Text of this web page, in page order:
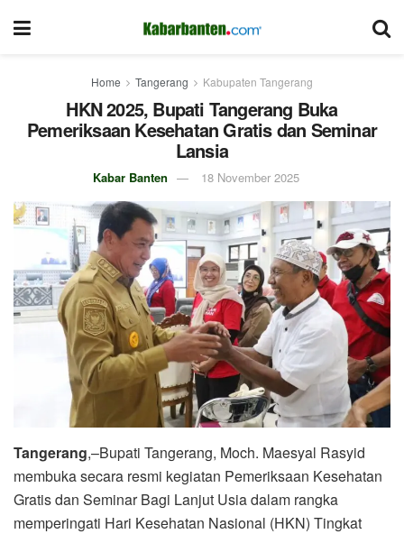
Home Tangerang Kabupaten Tangerang
HKN 2025, Bupati Tangerang Buka
Pemeriksaan Kesehatan Gratis dan Seminar
Lansia
Kabar Banten 18 November 2025
Tangerang,–Bupati Tangerang, Moch. Maesyal Rasyid
membuka secara resmi kegiatan Pemeriksaan Kesehatan
Gratis dan Seminar Bagi Lanjut Usia dalam rangka
memperingati Hari Kesehatan Nasional (HKN) Tingkat